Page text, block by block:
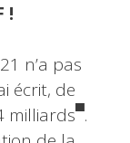
!
n’a pas
écrit, de
milliards▀.